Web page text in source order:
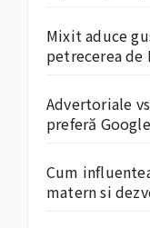
Mixit aduce
petrecerea de
Advertoriale
preferă Google
Cum
matern si